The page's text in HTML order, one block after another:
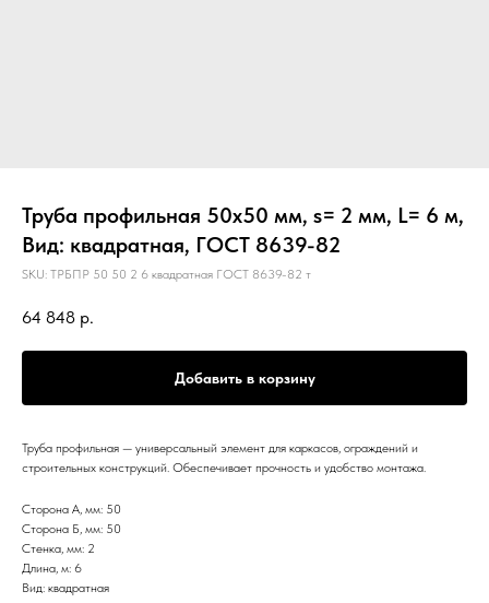
Труба профильная 50х50 мм, s= 2 мм, L= 6 м,
Вид: квадратная, ГОСТ 8639-82
SKU: ТРБПР 50 50 2 6 квадратная ГОСТ 8639-82 т
64 848 р.
Добавить в корзину
Труба профильная — универсальный элемент для каркасов, ограждений и
строительных конструкций. Обеспечивает прочность и удобство монтажа.
Сторона А, мм: 50
Сторона Б, мм: 50
Стенка, мм: 2
Длина, м: 6
Вид: квадратная